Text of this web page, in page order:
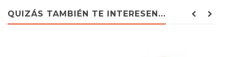
BRAUN, 9011 (5380 SILKEPIL9FLEX)
BRAUN, 9020
QUIZÁS TAMBIÉN TE INTERESEN...